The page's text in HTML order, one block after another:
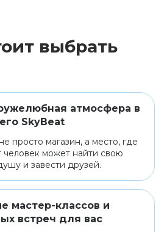
выбрать
атмосфера в
SkyBeat
просто магазин, а место, где
может найти свою
и завести друзей.
мастер-классов и
встреч для вас